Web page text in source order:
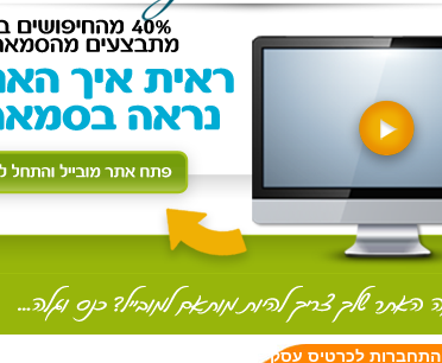
התחברות לכרטיס עסק